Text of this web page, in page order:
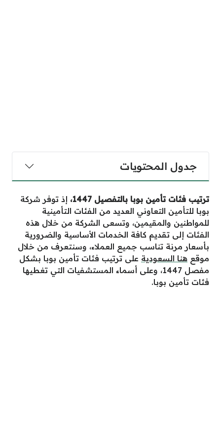
جدول المحتويات
ترتيب فئات تأمين بوبا بالتفصيل 1447 ، إذ توفر شركة
بوبا للتأمين التعاوني العديد من الفئات التأمينية
للمواطنين والمقيمين، وتسعى الشركة من خلال هذه
الفئات إلى تقديم كافة الخدمات الأساسية والضرورية
بأسعار مرنة تناسب جميع العملاء، وسنتعرف من خلال
موقع هنا السعودية على ترتيب فئات تأمين بوبا بشكل
مفصل 1447، وعلى أسماء المستشفيات التي تغطيها
فئات تأمين بوبا.